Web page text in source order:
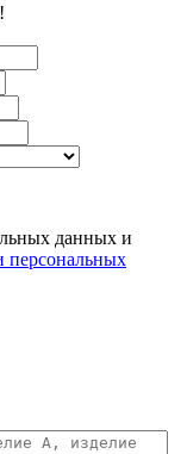
данных и
персональных